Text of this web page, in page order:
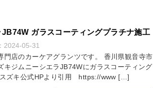
ガラスコーティングプラチナ施工
2024-05-31
門店のカーケアグランツです。 香川県観音寺市
キジムニーシエラJB74Wにガラスコーティング
スズキ公式HPより引用 https://www […]